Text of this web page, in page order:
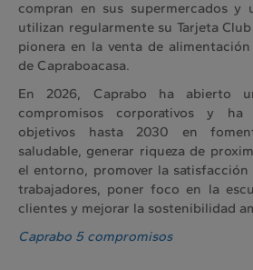
compran en sus supermercados y
utilizan regularmente su Tarjeta
pionera en la venta de
de Capraboacasa.
En 2026, Caprabo ha abierto
compromisos corporativos y
objetivos hasta 2030 en
saludable, generar riqueza de
el entorno, promover la
trabajadores, poner foco en la
clientes y mejorar la sostenibilidad
Caprabo 5 compromisos